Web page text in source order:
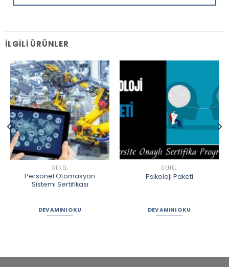
İLGILI ÜRÜNLER
GENEL
Personel Otomasyon
Sistemi Sertifikası
DEVAMINI OKU
GENEL
Psikoloji Paketi
DEVAMINI OKU